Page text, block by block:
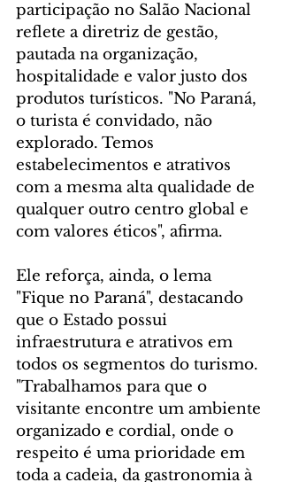
participação no Salão Nacional
reflete a diretriz de gestão,
pautada na organização,
hospitalidade e valor justo dos
produtos turísticos. "No Paraná,
o turista é convidado, não
explorado. Temos
estabelecimentos e atrativos
com a mesma alta qualidade de
qualquer outro centro global e
com valores éticos", afirma.
Ele reforça, ainda, o lema
"Fique no Paraná", destacando
que o Estado possui
infraestrutura e atrativos em
todos os segmentos do turismo.
"Trabalhamos para que o
visitante encontre um ambiente
organizado e cordial, onde o
respeito é uma prioridade em
toda a cadeia, da gastronomia à